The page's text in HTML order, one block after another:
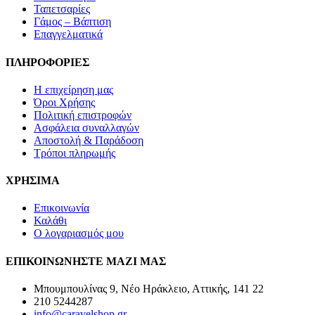
Ταπετσαρίες
Γάμος – Βάπτιση
Επαγγελματικά
ΠΛΗΡΟΦΟΡΙΕΣ
Η επιχείρηση μας
Όροι Χρήσης
Πολιτική επιστροφών
Ασφάλεια συναλλαγών
Αποστολή & Παράδοση
Τρόποι πληρωμής
ΧΡΗΣΙΜΑ
Επικοινωνία
Καλάθι
Ο λογαριασμός μου
ΕΠΙΚΟΙΝΩΝΗΣΤΕ ΜΑΖΙ ΜΑΣ
Μπουμπουλίνας 9, Νέο Ηράκλειο, Αττικής, 141 22
210 5244287